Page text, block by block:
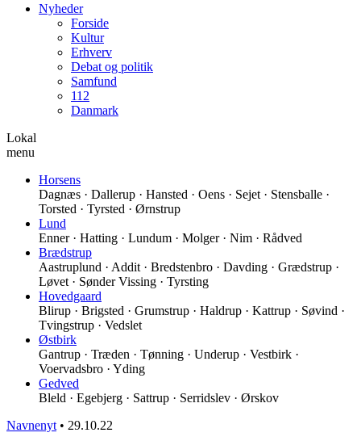
Nyheder
Forside
Kultur
Erhverv
Debat og politik
Samfund
112
Danmark
Lokal
menu
Horsens
Dagnæs · Dallerup · Hansted · Oens · Sejet · Stensballe ·
Torsted · Tyrsted · Ørnstrup
Lund
Enner · Hatting · Lundum · Molger · Nim · Rådved
Brædstrup
Aastruplund · Addit · Bredstenbro · Davding · Grædstrup ·
Løvet · Sønder Vissing · Tyrsting
Hovedgaard
Blirup · Brigsted · Grumstrup · Haldrup · Kattrup · Søvind ·
Tvingstrup · Vedslet
Østbirk
Gantrup · Træden · Tønning · Underup · Vestbirk ·
Voervadsbro · Yding
Gedved
Bleld · Egebjerg · Sattrup · Serridslev · Ørskov
Navnenyt • 29.10.22